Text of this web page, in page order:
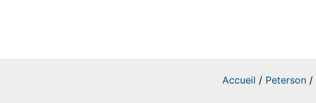
Accueil / Peterson /